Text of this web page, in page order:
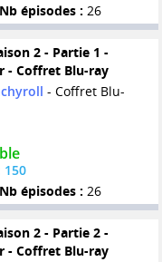
Nb épisodes : 26
2 - Partie 1 -
- Coffret Blu-ray
- Coffret Blu-
Nb épisodes : 26
2 - Partie 2 -
- Coffret Blu-ray